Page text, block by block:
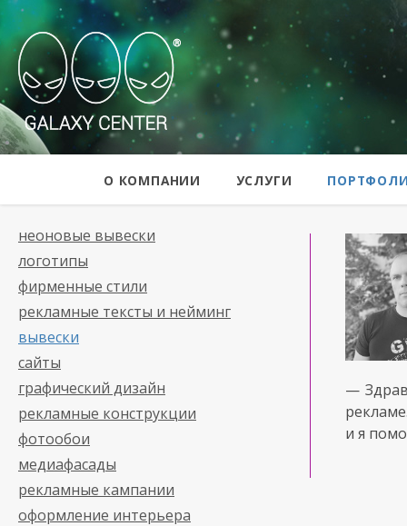
Galaxy Center
О КОМПАНИИ УСЛУГИ
неоновые вывески
логотипы
фирменные стили
рекламные тексты и нейминг
вывески
сайты
графический дизайн
рекламные конструкции
фотообои
медиафасады
рекламные кампании
оформление интерьера
—
и я